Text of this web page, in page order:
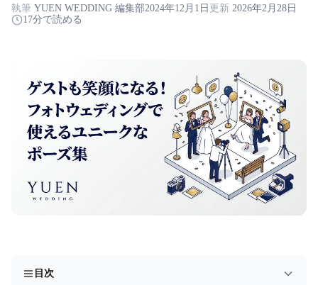
執筆 YUEN WEDDING 編集部2024年12月1日 更新 2026年2月28日
17分で読める
目次